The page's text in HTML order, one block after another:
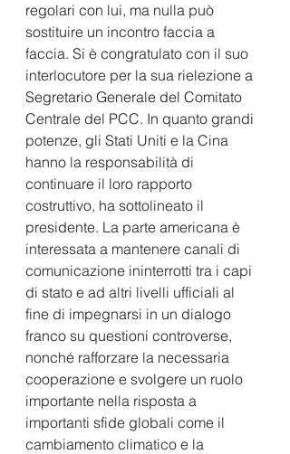
regolari con lui, ma nulla può
sostituire un incontro faccia a
faccia. Si è congratulato con il suo
interlocutore per la sua rielezione a
Segretario Generale del Comitato
Centrale del PCC. In quanto grandi
potenze, gli Stati Uniti e la Cina
hanno la responsabilità di
continuare il loro rapporto
costruttivo, ha sottolineato il
presidente. La parte americana è
interessata a mantenere canali di
comunicazione ininterrotti tra i capi
di stato e ad altri livelli ufficiali al
fine di impegnarsi in un dialogo
franco su questioni controverse,
nonché rafforzare la necessaria
cooperazione e svolgere un ruolo
importante nella risposta a
importanti sfide globali come il
cambiamento climatico e la